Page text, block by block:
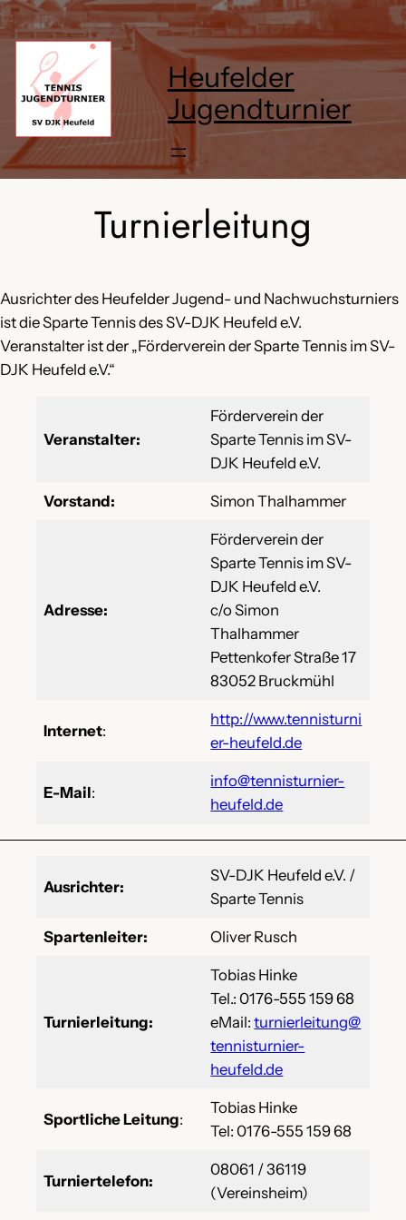
Heufelder
Jugendturnier
Turnierleitung
Ausrichter des Heufelder Jugend- und Nachwuchsturniers
ist die Sparte Tennis des SV-DJK Heufeld e.V.
Veranstalter ist der „Förderverein der Sparte Tennis im SV-
DJK Heufeld e.V.“
Veranstalter:
Förderverein der
Sparte Tennis im SV-
DJK Heufeld e.V.
Vorstand: Simon Thalhammer
Adresse:
Förderverein der
Sparte Tennis im SV-
DJK Heufeld e.V.
c/o Simon
Thalhammer
Pettenkofer Straße 17
83052 Bruckmühl
Internet:
http://www.tennisturni
er-heufeld.de
E-Mail:
info@tennisturnier-
heufeld.de
Ausrichter:
SV-DJK Heufeld e.V. /
Sparte Tennis
Spartenleiter: Oliver Rusch
Turnierleitung:
Tobias Hinke
Tel.: 0176-555 159 68
eMail:turnierleitung@
tennisturnier-
heufeld.de
Sportliche Leitung:
Tobias Hinke
Tel: 0176-555 159 68
Turniertelefon:
08061 / 36119
(Vereinsheim)